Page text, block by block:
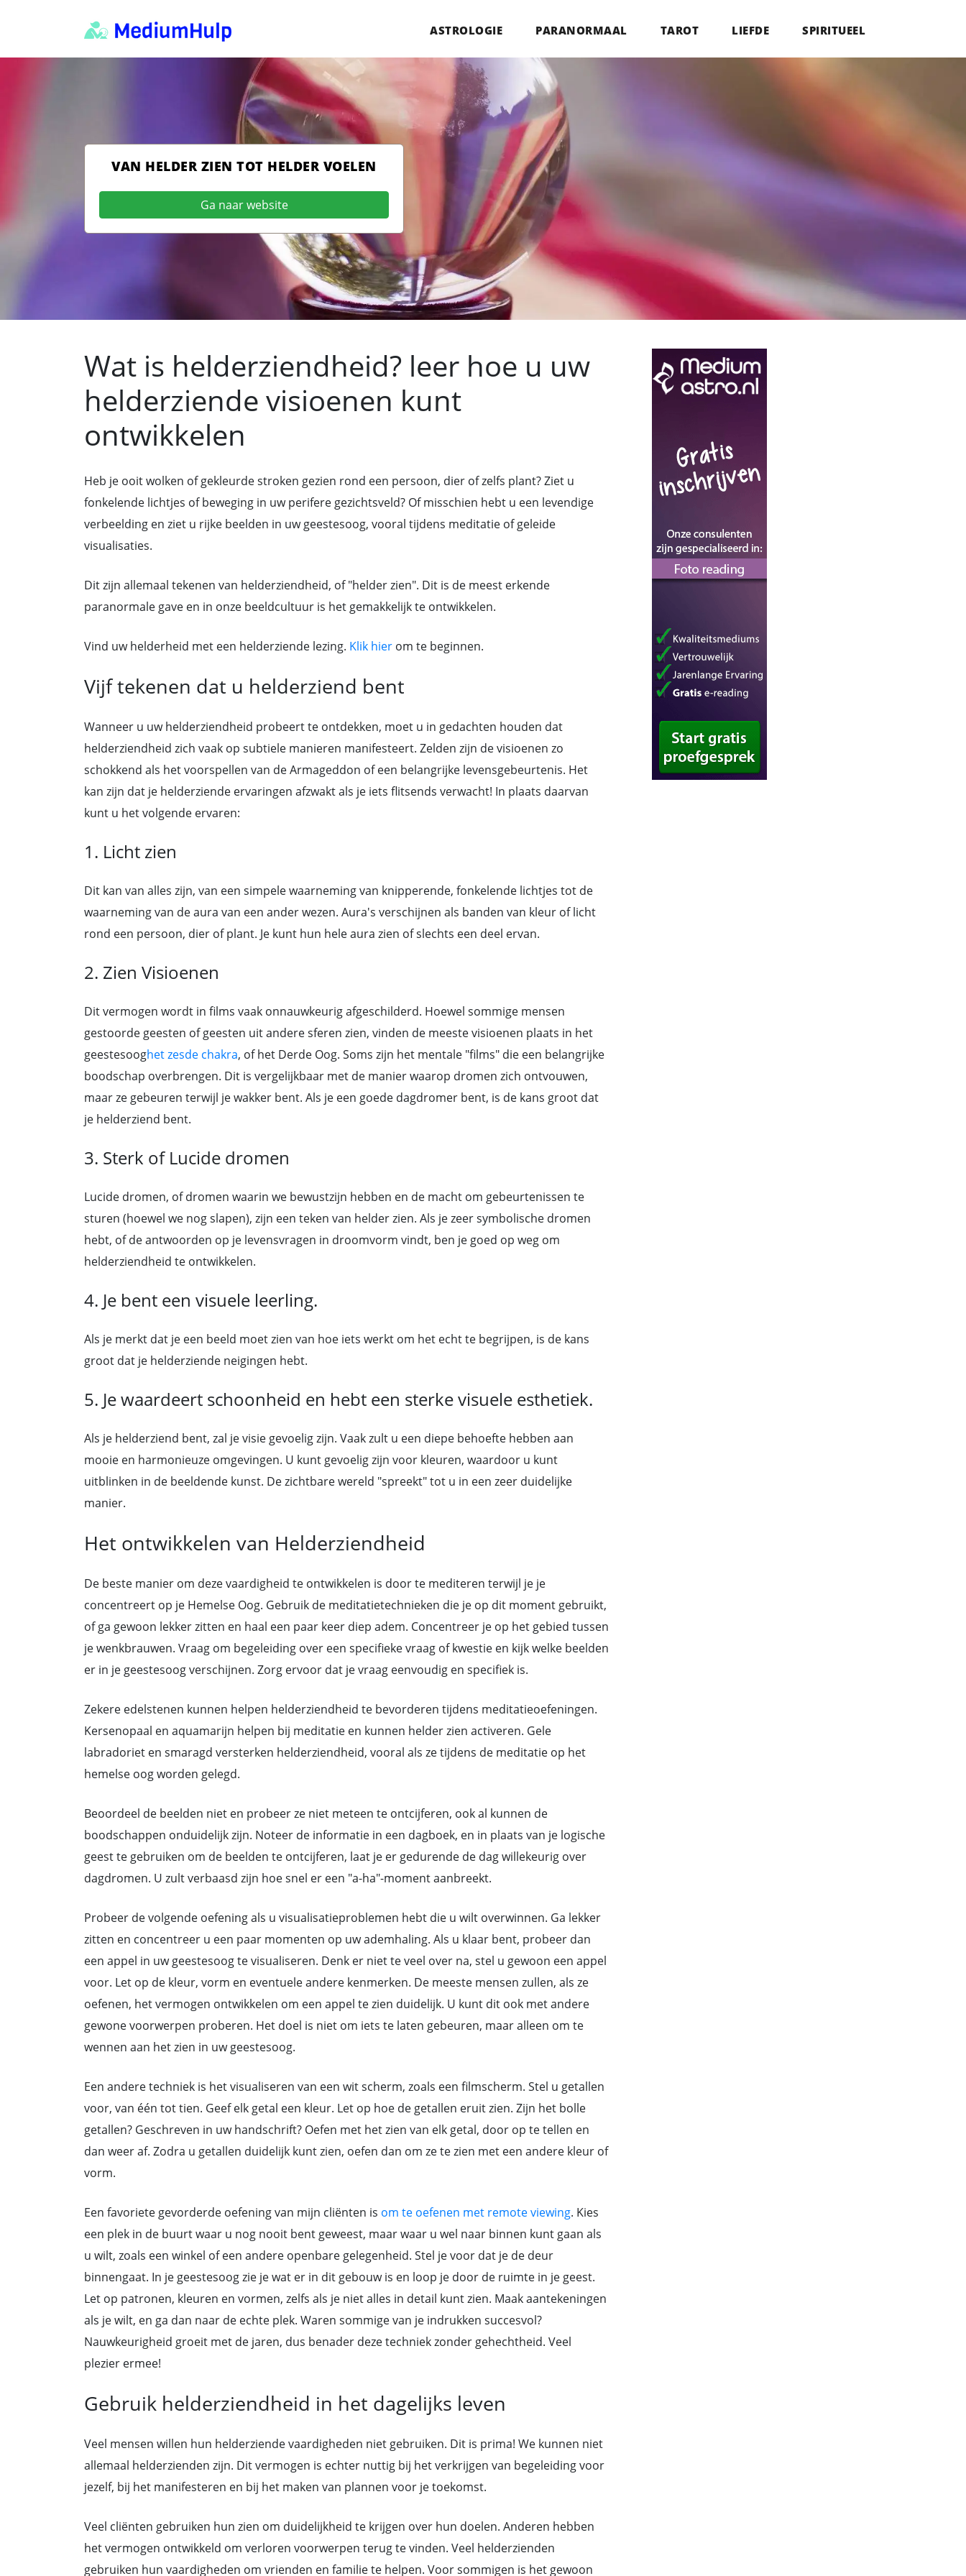
ASTROLOGIE PARANORMAAL TAROT LIEFDE SPIRITUEEL
VAN HELDER ZIEN TOT HELDER VOELEN
Ga naar website
Wat is helderziendheid? leer hoe u uw
helderziende visioenen kunt
ontwikkelen
Heb je ooit wolken of gekleurde stroken gezien rond een persoon, dier of zelfs plant? Ziet u
fonkelende lichtjes of beweging in uw perifere gezichtsveld? Of misschien hebt u een levendige
verbeelding en ziet u rijke beelden in uw geestesoog, vooral tijdens meditatie of geleide
visualisaties.
Dit zijn allemaal tekenen van helderziendheid, of "helder zien". Dit is de meest erkende
paranormale gave en in onze beeldcultuur is het gemakkelijk te ontwikkelen.
Vind uw helderheid met een helderziende lezing. Klik hier om te beginnen.
Vijf tekenen dat u helderziend bent
Wanneer u uw helderziendheid probeert te ontdekken, moet u in gedachten houden dat
helderziendheid zich vaak op subtiele manieren manifesteert. Zelden zijn de visioenen zo
schokkend als het voorspellen van de Armageddon of een belangrijke levensgebeurtenis. Het
kan zijn dat je helderziende ervaringen afzwakt als je iets flitsends verwacht! In plaats daarvan
kunt u het volgende ervaren:
1. Licht zien
Dit kan van alles zijn, van een simpele waarneming van knipperende, fonkelende lichtjes tot de
waarneming van de aura van een ander wezen. Aura's verschijnen als banden van kleur of licht
rond een persoon, dier of plant. Je kunt hun hele aura zien of slechts een deel ervan.
2. Zien Visioenen
Dit vermogen wordt in films vaak onnauwkeurig afgeschilderd. Hoewel sommige mensen
gestoorde geesten of geesten uit andere sferen zien, vinden de meeste visioenen plaats in het
geestesooghet zesde chakra, of het Derde Oog. Soms zijn het mentale "films" die een belangrijke
boodschap overbrengen. Dit is vergelijkbaar met de manier waarop dromen zich ontvouwen,
maar ze gebeuren terwijl je wakker bent. Als je een goede dagdromer bent, is de kans groot dat
je helderziend bent.
3. Sterk of Lucide dromen
Lucide dromen, of dromen waarin we bewustzijn hebben en de macht om gebeurtenissen te
sturen (hoewel we nog slapen), zijn een teken van helder zien. Als je zeer symbolische dromen
hebt, of de antwoorden op je levensvragen in droomvorm vindt, ben je goed op weg om
helderziendheid te ontwikkelen.
4. Je bent een visuele leerling.
Als je merkt dat je een beeld moet zien van hoe iets werkt om het echt te begrijpen, is de kans
groot dat je helderziende neigingen hebt.
5. Je waardeert schoonheid en hebt een sterke visuele esthetiek.
Als je helderziend bent, zal je visie gevoelig zijn. Vaak zult u een diepe behoefte hebben aan
mooie en harmonieuze omgevingen. U kunt gevoelig zijn voor kleuren, waardoor u kunt
uitblinken in de beeldende kunst. De zichtbare wereld "spreekt" tot u in een zeer duidelijke
manier.
Het ontwikkelen van Helderziendheid
De beste manier om deze vaardigheid te ontwikkelen is door te mediteren terwijl je je
concentreert op je Hemelse Oog. Gebruik de meditatietechnieken die je op dit moment gebruikt,
of ga gewoon lekker zitten en haal een paar keer diep adem. Concentreer je op het gebied tussen
je wenkbrauwen. Vraag om begeleiding over een specifieke vraag of kwestie en kijk welke beelden
er in je geestesoog verschijnen. Zorg ervoor dat je vraag eenvoudig en specifiek is.
Zekere edelstenen kunnen helpen helderziendheid te bevorderen tijdens meditatieoefeningen.
Kersenopaal en aquamarijn helpen bij meditatie en kunnen helder zien activeren. Gele
labradoriet en smaragd versterken helderziendheid, vooral als ze tijdens de meditatie op het
hemelse oog worden gelegd.
Beoordeel de beelden niet en probeer ze niet meteen te ontcijferen, ook al kunnen de
boodschappen onduidelijk zijn. Noteer de informatie in een dagboek, en in plaats van je logische
geest te gebruiken om de beelden te ontcijferen, laat je er gedurende de dag willekeurig over
dagdromen. U zult verbaasd zijn hoe snel er een "a-ha"-moment aanbreekt.
Probeer de volgende oefening als u visualisatieproblemen hebt die u wilt overwinnen. Ga lekker
zitten en concentreer u een paar momenten op uw ademhaling. Als u klaar bent, probeer dan
een appel in uw geestesoog te visualiseren. Denk er niet te veel over na, stel u gewoon een appel
voor. Let op de kleur, vorm en eventuele andere kenmerken. De meeste mensen zullen, als ze
oefenen, het vermogen ontwikkelen om een appel te zien duidelijk. U kunt dit ook met andere
gewone voorwerpen proberen. Het doel is niet om iets te laten gebeuren, maar alleen om te
wennen aan het zien in uw geestesoog.
Een andere techniek is het visualiseren van een wit scherm, zoals een filmscherm. Stel u getallen
voor, van één tot tien. Geef elk getal een kleur. Let op hoe de getallen eruit zien. Zijn het bolle
getallen? Geschreven in uw handschrift? Oefen met het zien van elk getal, door op te tellen en
dan weer af. Zodra u getallen duidelijk kunt zien, oefen dan om ze te zien met een andere kleur of
vorm.
Een favoriete gevorderde oefening van mijn cliënten is om te oefenen met remote viewing. Kies
een plek in de buurt waar u nog nooit bent geweest, maar waar u wel naar binnen kunt gaan als
u wilt, zoals een winkel of een andere openbare gelegenheid. Stel je voor dat je de deur
binnengaat. In je geestesoog zie je wat er in dit gebouw is en loop je door de ruimte in je geest.
Let op patronen, kleuren en vormen, zelfs als je niet alles in detail kunt zien. Maak aantekeningen
als je wilt, en ga dan naar de echte plek. Waren sommige van je indrukken succesvol?
Nauwkeurigheid groeit met de jaren, dus benader deze techniek zonder gehechtheid. Veel
plezier ermee!
Gebruik helderziendheid in het dagelijks leven
Veel mensen willen hun helderziende vaardigheden niet gebruiken. Dit is prima! We kunnen niet
allemaal helderzienden zijn. Dit vermogen is echter nuttig bij het verkrijgen van begeleiding voor
jezelf, bij het manifesteren en bij het maken van plannen voor je toekomst.
Veel cliënten gebruiken hun zien om duidelijkheid te krijgen over hun doelen. Anderen hebben
het vermogen ontwikkeld om verloren voorwerpen terug te vinden. Veel helderzienden
gebruiken hun vaardigheden om vrienden en familie te helpen. Voor sommigen is het gewoon